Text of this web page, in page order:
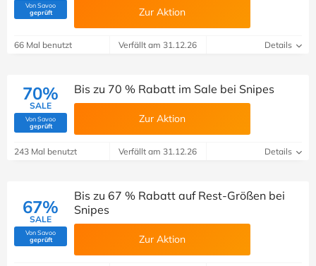
Von Savoo
geprüft(Von Savoo geprüft) Zur Aktion
66 Mal benutzt Verfällt am 31.12.26 Details
70%
SALE
Von Savoo
geprüft(Von Savoo geprüft)
Bis zu 70 % Rabatt im Sale bei Snipes
Zur Aktion
243 Mal benutzt Verfällt am 31.12.26 Details
67%
SALE
Von Savoo
geprüft(Von Savoo geprüft)
Bis zu 67 % Rabatt auf Rest-Größen bei
Snipes
Zur Aktion